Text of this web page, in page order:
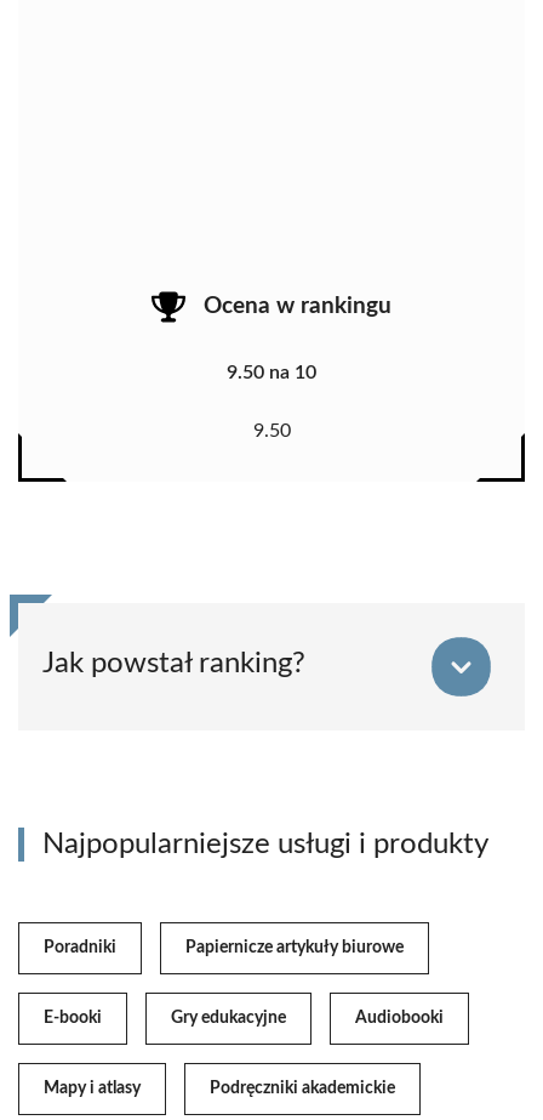
Ocena w rankingu
9.50 na 10
9.50
Jak powstał ranking?
Najpopularniejsze usługi i produkty
Poradniki Papiernicze artykuły biurowe
E-booki Gry edukacyjne Audiobooki
Mapy i atlasy Podręczniki akademickie